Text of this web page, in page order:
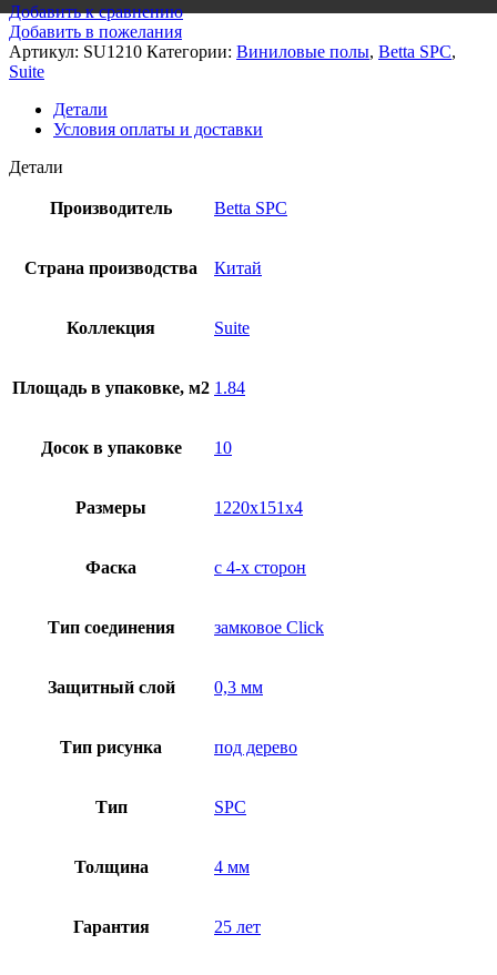
Добавить к сравнению
Добавить в пожелания
Артикул: SU1210 Категории: Виниловые полы, Betta SPC,
Suite
Детали
Условия оплаты и доставки
Детали
Производитель Betta SPC
Страна производства Китай
Коллекция Suite
Площадь в упаковке, м2 1.84
Досок в упаковке 10
Размеры 1220x151x4
Фаска с 4-х сторон
Тип соединения замковое Click
Защитный слой 0,3 мм
Тип рисунка под дерево
Тип SPC
Толщина 4 мм
Гарантия 25 лет